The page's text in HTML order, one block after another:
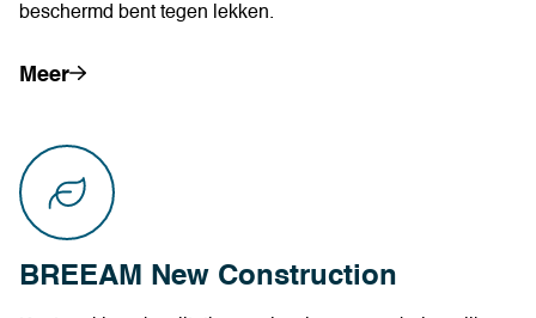
beschermd bent tegen lekken.
Meer
BREEAM New Construction